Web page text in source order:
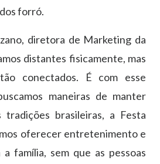
forró.
diretora de Marketing da
distantes fisicamente, mas
conectados. É com esse
maneiras de manter
tradições brasileiras, a Festa
oferecer entretenimento e
família, sem que as pessoas